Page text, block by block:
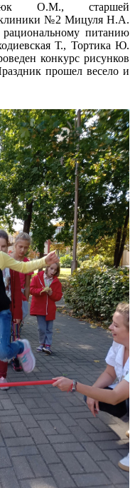
О.М., старшей
№2 Мицуля Н.А.
питанию
Т., Тортика Ю.
конкурс рисунков
прошел весело и